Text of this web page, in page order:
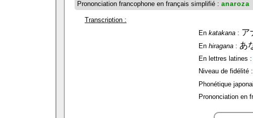
Prononciation francophone en français simplifié : anaroza
Transcription :
En katakana: ア
En hiragana: あ
En lettres latines :
Niveau de fidélité :
Phonétique
Prononciation en